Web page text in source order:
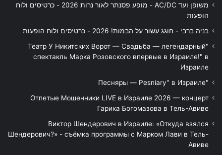
משופן ועד AC/DC - מופע פסנתר לאור נרות 2026 - כרטיסים ולוח
הופעות
בניה ברבי - חוגג עשור על הבמות! 2026 - כרטיסים ולוח הופעות
"Театр У Никитских Ворот — Свадьба — легендарный
спектакль Марка Розовского впервые в Израиле!" в
Израиле
"Песняры — Pesniary" в Израиле
Отпетые Мошенники LIVE в Израиле 2026 — концерт
Гарика Богомазова в Тель-Авиве
Виктор Шендерович в Израиле: «Откуда взялся
Шендерович?» - съёмка программы с Марком Лави в Тель-
Авиве